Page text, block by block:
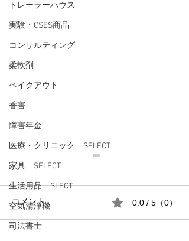
トレーラーハウス
実験・CSES商品
コンサルティング
柔軟剤
ベイクアウト
香害
障害年金
医療・クリニック SELECT
家具 SELECT
生活用品 SLECT
空気清浄機
司法書士
コメント 0.0 / 5（0）